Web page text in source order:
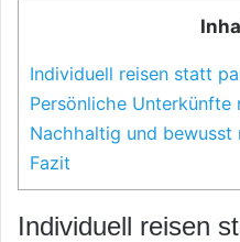
Individuell reisen statt
Persönliche Unterkünfte
Nachhaltig und bewusst
Fazit
Individuell reisen